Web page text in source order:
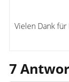
Vielen Dank
7